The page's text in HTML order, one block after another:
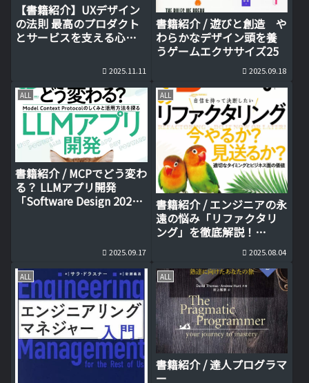
【書籍紹介】UXデザイン
の法則 最高のプロダクト
とサービスを支える心理
ｓｋｉ／相島雅樹 2025.11.11
書籍紹介 / 遊びと創造 や
わらかなデザイン頭を養
うゲームエクササイズ25
2025.09.18
ALL
書籍紹介 / MCPでどう変わ
る？ LLMアプリ開発
「Software Design 2025
2025.09.17
ALL
書籍紹介 / エンジニアの永
遠の悩み「リファクタリ
ング」を徹底解説！
「Software Design 2025
2025.08.04
ALL ALL
書籍紹介 / 達人プログラマ
ー